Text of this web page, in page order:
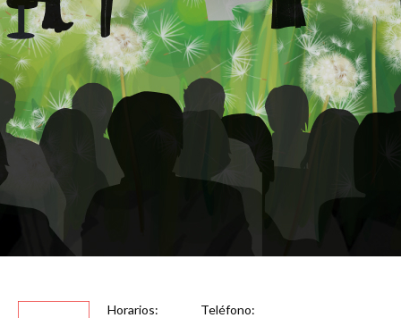
Horarios:
Teléfono: